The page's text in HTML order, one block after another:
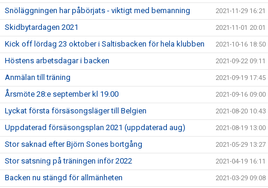
Snöläggningen har påbörjats - viktigt med bemanning 2021-11-29 16:21
Skidbytardagen 2021 2021-11-01 20:01
Kick off lördag 23 oktober i Saltisbacken för hela klubben 2021-10-16 18:50
Höstens arbetsdagar i backen 2021-09-22 09:11
Anmälan till träning 2021-09-19 17:45
Årsmöte 28:e september kl 19.00 2021-09-16 09:00
Lyckat första försäsongsläger till Belgien 2021-08-20 10:43
Uppdaterad försäsongsplan 2021 (uppdaterad aug) 2021-08-19 13:00
Stor saknad efter Björn Sones bortgång 2021-05-29 13:27
Stor satsning på träningen inför 2022 2021-04-19 16:11
Backen nu stängd för allmänheten 2021-03-29 09:08